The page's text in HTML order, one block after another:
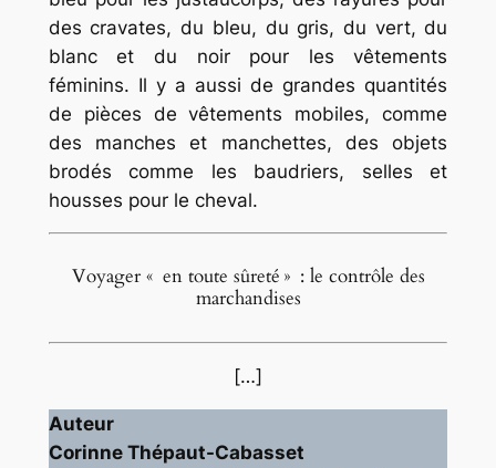
des cravates, du bleu, du gris, du vert, du
blanc et du noir pour les vêtements
féminins. Il y a aussi de grandes quantités
de pièces de vêtements mobiles, comme
des manches et manchettes, des objets
brodés comme les baudriers, selles et
housses pour le cheval.
Voyager « en toute sûreté » : le contrôle des
marchandises
[…]
Auteur
Corinne Thépaut-Cabasset